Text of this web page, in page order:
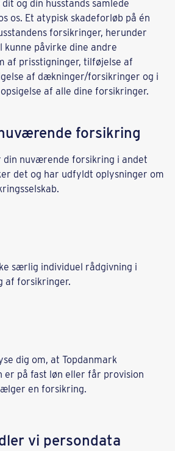
og din husstands samlede
os. Et atypisk skadeforløb på én
forsikringer, herunder
påvirke dine andre
af prisstigninger, tilføjelse af
af dækninger/forsikringer og i
af alle dine forsikringer.
forsikring
din nuværende forsikring i andet
det og har udfyldt oplysninger om
særlig individuel rådgivning i
af forsikringer.
dig om, at Topdanmark
er på fast løn eller får provision
en forsikring.
vi persondata